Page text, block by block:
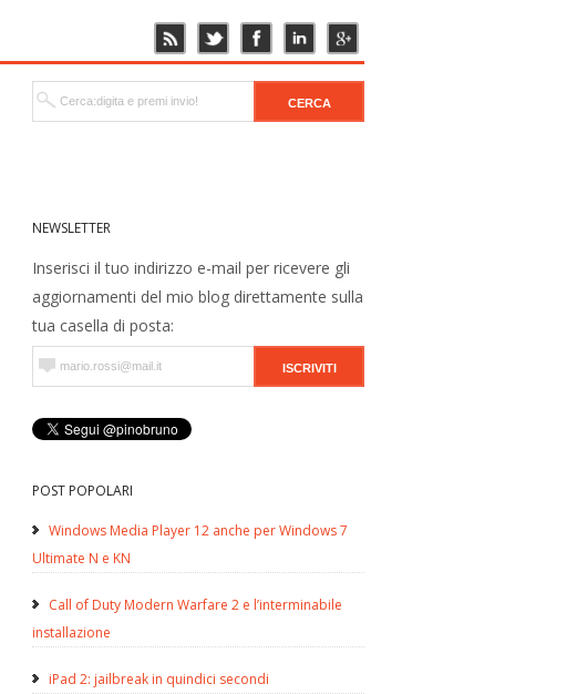
NEWSLETTER
Inserisci il tuo indirizzo e-mail per ricevere gli
aggiornamenti del mio blog direttamente sulla
tua casella di posta:
POST POPOLARI
Windows Media Player 12 anche per Windows 7
Ultimate N e KN
Call of Duty Modern Warfare 2 e l’interminabile
installazione
iPad 2: jailbreak in quindici secondi